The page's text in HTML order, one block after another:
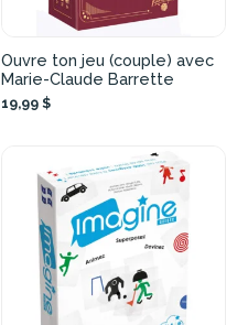
Ouvre ton jeu (couple) avec
Marie-Claude Barrette
19,99 $